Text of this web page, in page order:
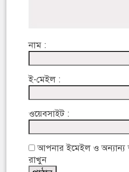
নাম :
ই-মেইল :
ওয়েবসাইট :
আপনার ইমেইল ও অন্যান্য
রাখুন